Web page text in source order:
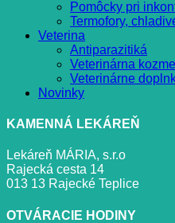
Pomôcky pri
Termofory,
Veterina
Antiparazitiká
Veterinárna
Veterinárne
Novinky
KAMENNÁ LEKÁREŇ
Lekáreň MÁRIA, s.r.o
Rajecká cesta 14
013 13 Rajecké Teplice
OTVÁRACIE HODINY